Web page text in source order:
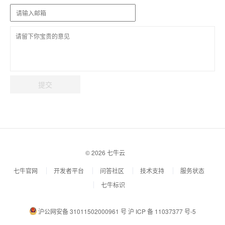
提交
© 2026 七牛云
七牛官网 开发者平台 问答社区 技术支持
服务状态
七牛标识
沪公网安备 31011502000961 号 沪 ICP 备 11037377 号-5